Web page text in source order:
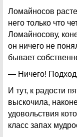
Ломайносов
него только что
Ломайносову,
он ничего не
бывает
— Ничего!
И тут, к радости
выскочила,
удовольствия
класс запах